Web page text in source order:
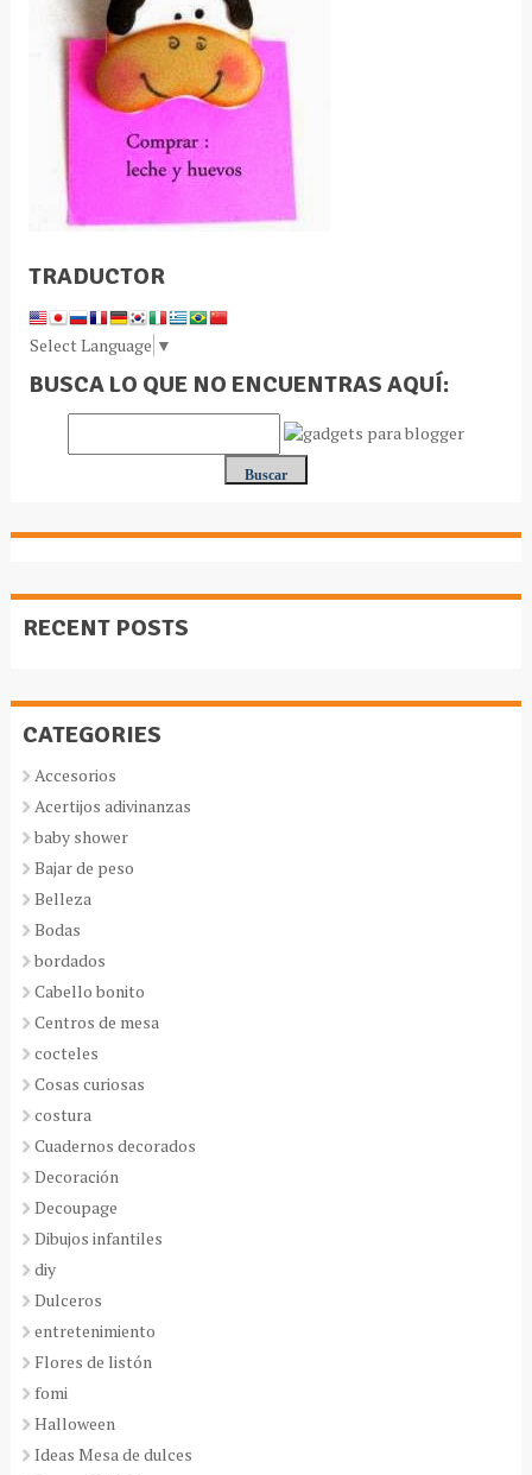
TRADUCTOR
Select Language ▼
BUSCA LO QUE NO ENCUENTRAS AQUÍ:
RECENT POSTS
CATEGORIES
Accesorios
Acertijos adivinanzas
baby shower
Bajar de peso
Belleza
Bodas
bordados
Cabello bonito
Centros de mesa
cocteles
Cosas curiosas
costura
Cuadernos decorados
Decoración
Decoupage
Dibujos infantiles
diy
Dulceros
entretenimiento
Flores de listón
fomi
Halloween
Ideas Mesa de dulces